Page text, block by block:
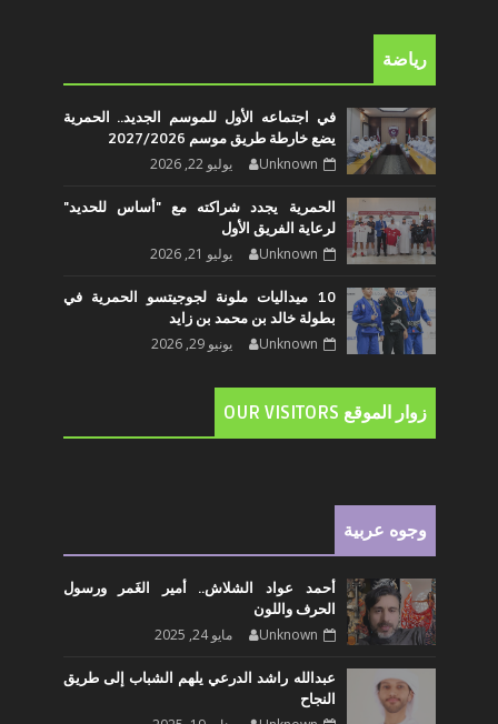
رياضة
في اجتماعه الأول للموسم الجديد.. الحمرية
يضع خارطة طريق موسم 2027/2026
Unknown يوليو 22, 2026
الحمرية يجدد شراكته مع "أساس للحديد"
لرعاية الفريق الأول
Unknown يوليو 21, 2026
10 ميداليات ملونة لجوجيتسو الحمرية في
بطولة خالد بن محمد بن زايد
Unknown يونيو 29, 2026
زوار الموقع OUR VISITORS
وجوه عربية
أحمد عواد الشلاش.. أمير الغَمر ورسول
الحرف واللون
Unknown مايو 24, 2025
عبدالله راشد الدرعي يلهم الشباب إلى طريق
النجاح